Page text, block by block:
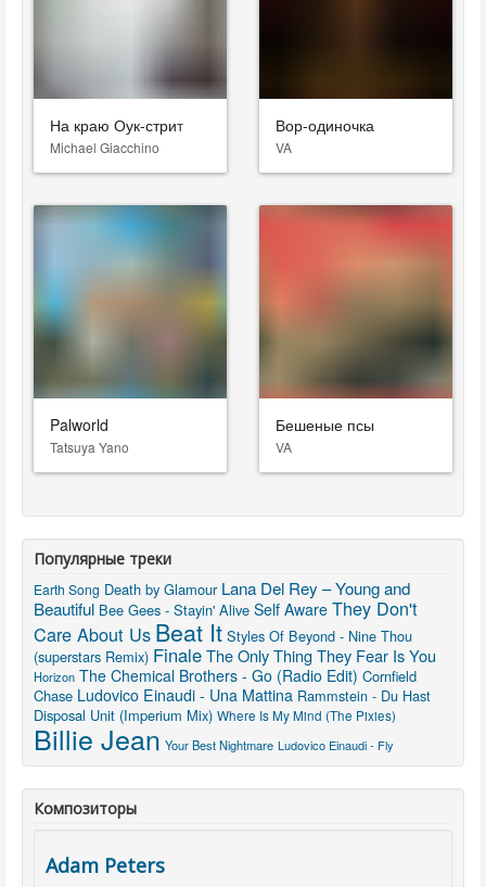
На краю Оук-стрит
Michael Giacchino
Вор-одиночка
VA
Palworld
Tatsuya Yano
Бешеные псы
VA
Популярные треки
Earth Song Death by Glamour Lana Del Rey – Young and
Beautiful Bee Gees - Stayin' Alive Self Aware They Don't
Care About Us Beat It Styles Of Beyond - Nine Thou
(superstars Remix) FinaleThe Only Thing They Fear Is You
Horizon The Chemical Brothers - Go (Radio Edit) Cornfield
Chase Ludovico Einaudi - Una Mattina Rammstein - Du Hast
Disposal Unit (Imperium Mix) Where Is My Mind (The Pixies)
Billie Jean Your Best Nightmare Ludovico Einaudi - Fly
Композиторы
Adam Peters